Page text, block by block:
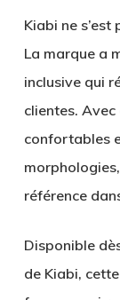
Kiabi ne
La marque a
inclusive qui
clientes.
confortables
référence
Disponible
de Kiabi,